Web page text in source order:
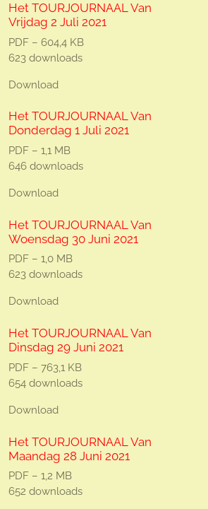
Het TOURJOURNAAL Van
Vrijdag 2 Juli 2021
PDF – 604,4 KB
623 downloads
Download
Het TOURJOURNAAL Van
Donderdag 1 Juli 2021
PDF – 1,1 MB
646 downloads
Download
Het TOURJOURNAAL Van
Woensdag 30 Juni 2021
PDF – 1,0 MB
623 downloads
Download
Het TOURJOURNAAL Van
Dinsdag 29 Juni 2021
PDF – 763,1 KB
654 downloads
Download
Het TOURJOURNAAL Van
Maandag 28 Juni 2021
PDF – 1,2 MB
652 downloads